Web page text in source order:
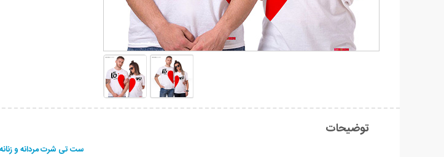
توضیحات
ست تی شرت مردانه و زنانه Love